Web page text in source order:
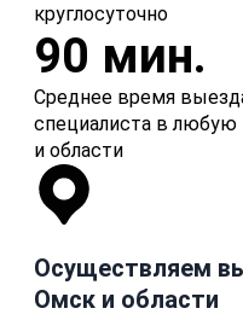
круглосуточно
90 мин.
Среднее время
специалиста в любую
и области
Осуществляем
Омск и области